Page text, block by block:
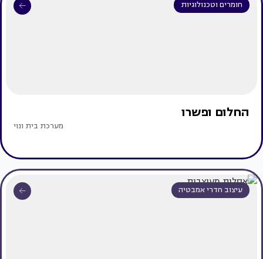
חומרים וטכנולוגיות
החלום ופשרו
מערכת בית ונוי
עיצוב חדרי אמבטיה